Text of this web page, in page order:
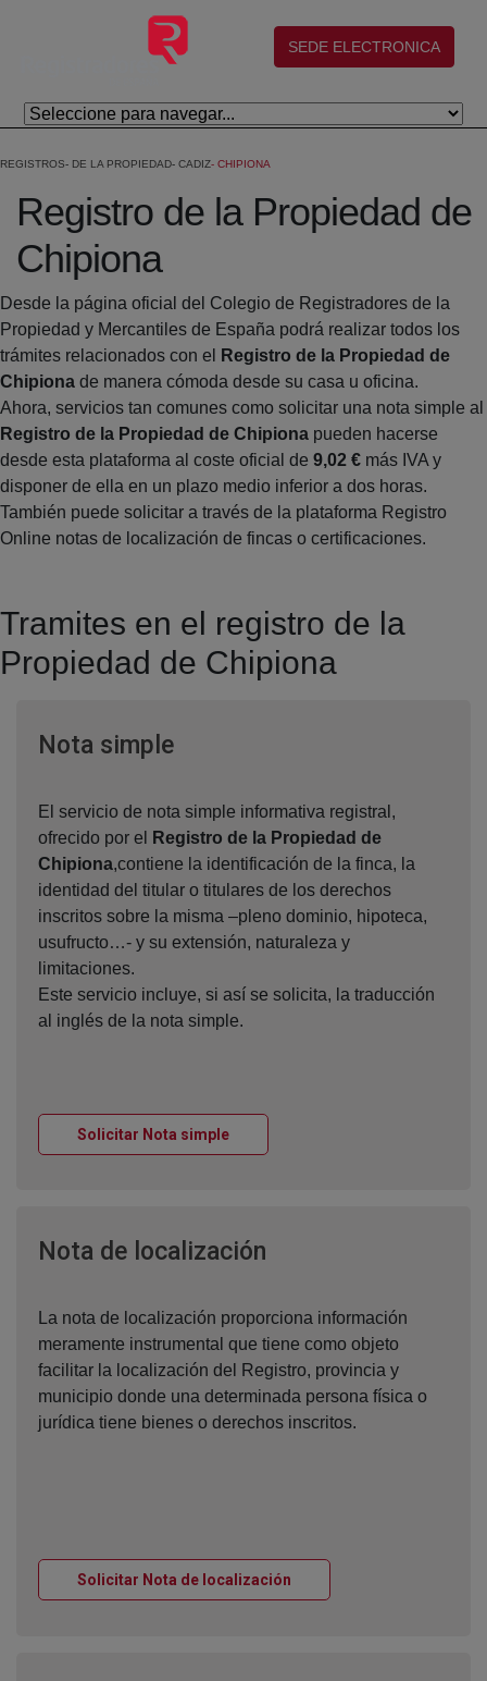
Skip to Main Content
(abre en nueva ventana)
SEDE ELECTRONICA
REGISTROS DE LA PROPIEDAD CADIZ CHIPIONA
Registro de la Propiedad de
Chipiona
Desde la página oficial del Colegio de Registradores de la
Propiedad y Mercantiles de España podrá realizar todos los
trámites relacionados con el
Registro de la Propiedad de
Chipiona de manera cómoda desde su casa u oficina.
Ahora, servicios tan comunes como solicitar una nota simple al
Registro de la Propiedad de Chipiona pueden hacerse
desde esta plataforma al coste oficial de 9,02 € más IVA y
disponer de ella en un plazo medio inferior a dos horas.
También puede solicitar a través de la plataforma Registro
Online notas de localización de fincas o certificaciones.
Tramites en el registro de la
Propiedad de Chipiona
Nota simpleVentana nueva
El servicio de nota simple informativa registral,
ofrecido por el
Registro de la Propiedad de
Chipiona,contiene la identificación de la finca, la
identidad del titular o titulares de los derechos
inscritos sobre la misma –pleno dominio, hipoteca,
usufructo…- y su extensión, naturaleza y
limitaciones.
Este servicio incluye, si así se solicita, la traducción
al inglés de la nota simple.
Solicitar Nota simpleVentana nueva
Nota de localización
La nota de localización proporciona información
meramente instrumental que tiene como objeto
facilitar la localización del Registro, provincia y
municipio donde una determinada persona física o
jurídica tiene bienes o derechos inscritos.
Solicitar Nota de localización